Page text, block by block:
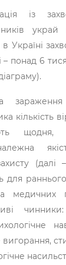
із
украй
Україні
– понад 6
кількість
щодня,
(далі
для
медичних